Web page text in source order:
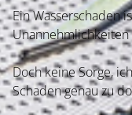
Ein Wasserschaden
Unannehmlichkeiten
Doch keine Sorge,
Schaden genau zu